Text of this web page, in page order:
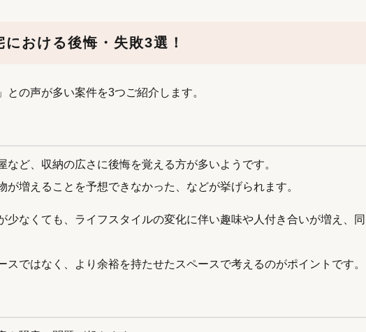
おける後悔・失敗3選！
の声が多い案件を3つご紹介します。
ど、収納の広さに後悔を覚える方が多いようです。
増えることを予想できなかった、などが挙げられます。
少なくても、ライフスタイルの変化に伴い趣味や人付き合いが増え、同
ではなく、より余裕を持たせたスペースで考えるのがポイントです。